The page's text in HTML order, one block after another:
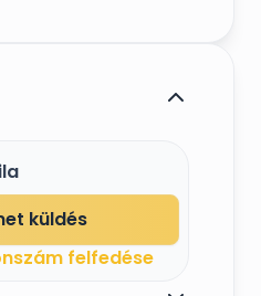
küldés
felfedése